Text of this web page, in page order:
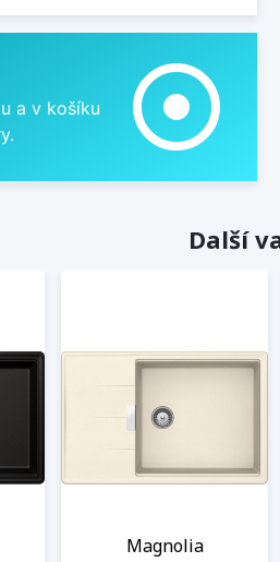
a v košíku
adjust
Další
Magnolia